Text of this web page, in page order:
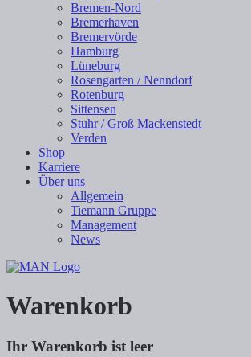
Bremen-Nord
Bremerhaven
Bremervörde
Hamburg
Lüneburg
Rosengarten / Nenndorf
Rotenburg
Sittensen
Stuhr / Groß Mackenstedt
Verden
Shop
Karriere
Über uns
Allgemein
Tiemann Gruppe
Management
News
Warenkorb
Ihr Warenkorb ist leer